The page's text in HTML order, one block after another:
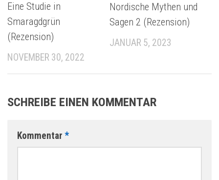
Eine Studie in
Smaragdgrün
(Rezension)
NOVEMBER 30, 2022
Nordische Mythen und
Sagen 2 (Rezension)
JANUAR 5, 2023
SCHREIBE EINEN KOMMENTAR
Kommentar *